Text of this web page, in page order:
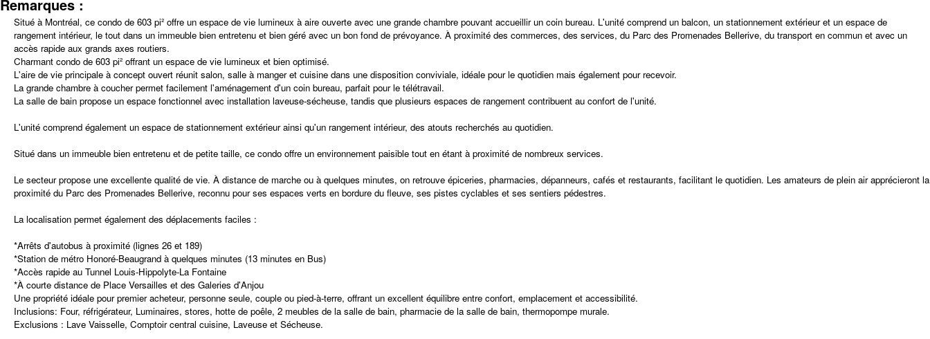
Remarques :
Situé à Montréal, ce condo de 603 pi² offre un espace de vie lumineux à aire ouverte avec une grande chambre pouvant accueillir un coin bureau. L'unité comprend un balcon, un stationnement extérieur et un espace de
rangement intérieur, le tout dans un immeuble bien entretenu et bien géré avec un bon fond de prévoyance. À proximité des commerces, des services, du Parc des Promenades Bellerive, du transport en commun et avec un
accès rapide aux grands axes routiers.
Charmant condo de 603 pi² offrant un espace de vie lumineux et bien optimisé.
L'aire de vie principale à concept ouvert réunit salon, salle à manger et cuisine dans une disposition conviviale, idéale pour le quotidien mais également pour recevoir.
La grande chambre à coucher permet facilement l'aménagement d'un coin bureau, parfait pour le télétravail.
La salle de bain propose un espace fonctionnel avec installation laveuse-sécheuse, tandis que plusieurs espaces de rangement contribuent au confort de l'unité.
L'unité comprend également un espace de stationnement extérieur ainsi qu'un rangement intérieur, des atouts recherchés au quotidien.
Situé dans un immeuble bien entretenu et de petite taille, ce condo offre un environnement paisible tout en étant à proximité de nombreux services.
Le secteur propose une excellente qualité de vie. À distance de marche ou à quelques minutes, on retrouve épiceries, pharmacies, dépanneurs, cafés et restaurants, facilitant le quotidien. Les amateurs de plein air apprécieront la
proximité du Parc des Promenades Bellerive, reconnu pour ses espaces verts en bordure du fleuve, ses pistes cyclables et ses sentiers pédestres.
La localisation permet également des déplacements faciles :
*Arrêts d'autobus à proximité (lignes 26 et 189)
*Station de métro Honoré-Beaugrand à quelques minutes (13 minutes en Bus)
*Accès rapide au Tunnel Louis-Hippolyte-La Fontaine
*À courte distance de Place Versailles et des Galeries d'Anjou
Une propriété idéale pour premier acheteur, personne seule, couple ou pied-à-terre, offrant un excellent équilibre entre confort, emplacement et accessibilité.
Inclusions: Four, réfrigérateur, Luminaires, stores, hotte de poêle, 2 meubles de la salle de bain, pharmacie de la salle de bain, thermopompe murale.
Exclusions : Lave Vaisselle, Comptoir central cuisine, Laveuse et Sécheuse.